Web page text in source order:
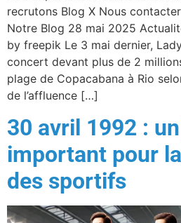
recrutons Blog X Nous
Notre Blog 28 mai 2025
by freepik Le 3 mai dernier,
concert devant plus de 2
plage de Copacabana à Rio
de l’affluence […]
30 avril 1992 :
important pour
des sportifs